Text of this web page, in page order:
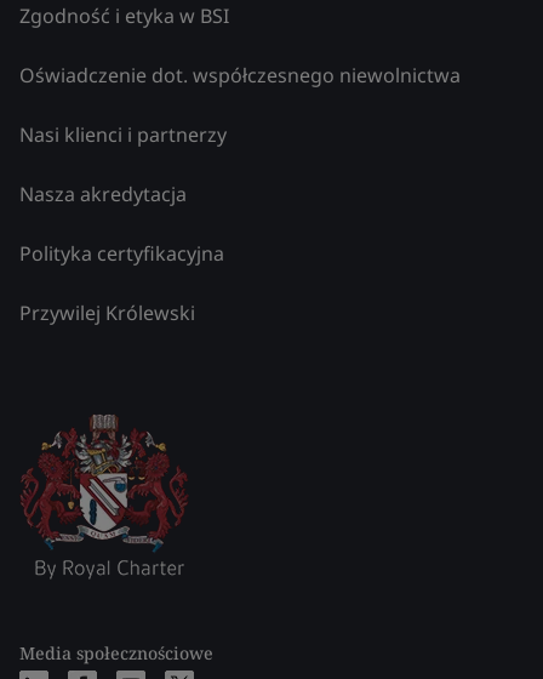
Zgodność i etyka w BSI
Oświadczenie dot. współczesnego niewolnictwa
Nasi klienci i partnerzy
Nasza akredytacja
Polityka certyfikacyjna
Przywilej Królewski
Media społecznościowe